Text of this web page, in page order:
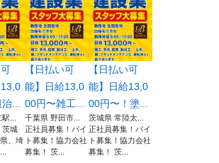
可
...
...
茨城
、埼
【日払い可
能】日給13,0
00円〜雑工...
千葉県 野田市...
正社員募集！バイ
ト募集！協力会社
募集！ 茨...
【日払い可
能】日給13,0
00円〜！塗...
茨城県 常陸太...
正社員募集！バイ
ト募集！協力会社
募集！ 茨...